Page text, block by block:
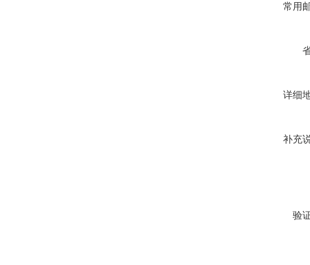
常用
详细
补充
验